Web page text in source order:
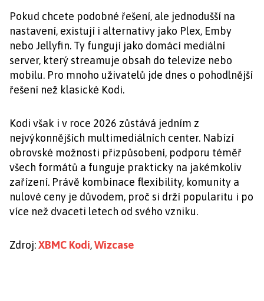
Pokud chcete podobné řešení, ale jednodušší na
nastavení, existují i alternativy jako Plex, Emby
nebo Jellyfin. Ty fungují jako domácí mediální
server, který streamuje obsah do televize nebo
mobilu. Pro mnoho uživatelů jde dnes o pohodlnější
řešení než klasické Kodi.
Kodi však i v roce 2026 zůstává jedním z
nejvýkonnějších multimediálních center. Nabízí
obrovské možnosti přizpůsobení, podporu téměř
všech formátů a funguje prakticky na jakémkoliv
zařízení. Právě kombinace flexibility, komunity a
nulové ceny je důvodem, proč si drží popularitu i po
více než dvaceti letech od svého vzniku.
Zdroj:XBMC Kodi,Wizcase